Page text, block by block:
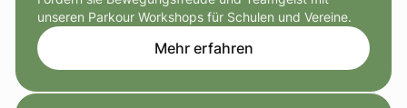
unseren Parkour Workshops für Schulen und Vereine.
Mehr erfahren